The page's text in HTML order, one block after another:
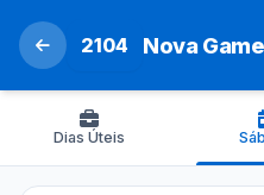
2104 Nova
Dias Úteis